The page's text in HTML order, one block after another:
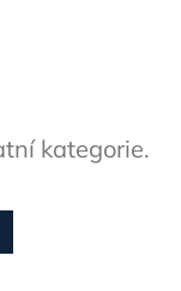
kategorie.